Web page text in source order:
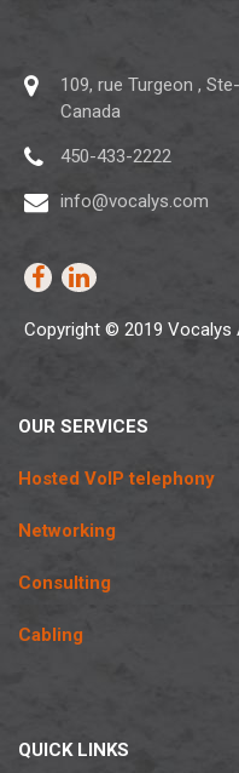
109, rue Turgeon ,
Canada
450-433-2222
info@vocalys.com
Copyright © 2019 Vocalys
OUR SERVICES
Hosted VoIP telephony
Networking
Consulting
Cabling
QUICK LINKS